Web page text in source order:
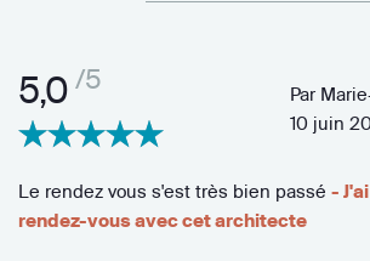
5,0 /5 Par
10 juin
Le rendez vous s'est très bien passé -
rendez-vous avec cet architecte